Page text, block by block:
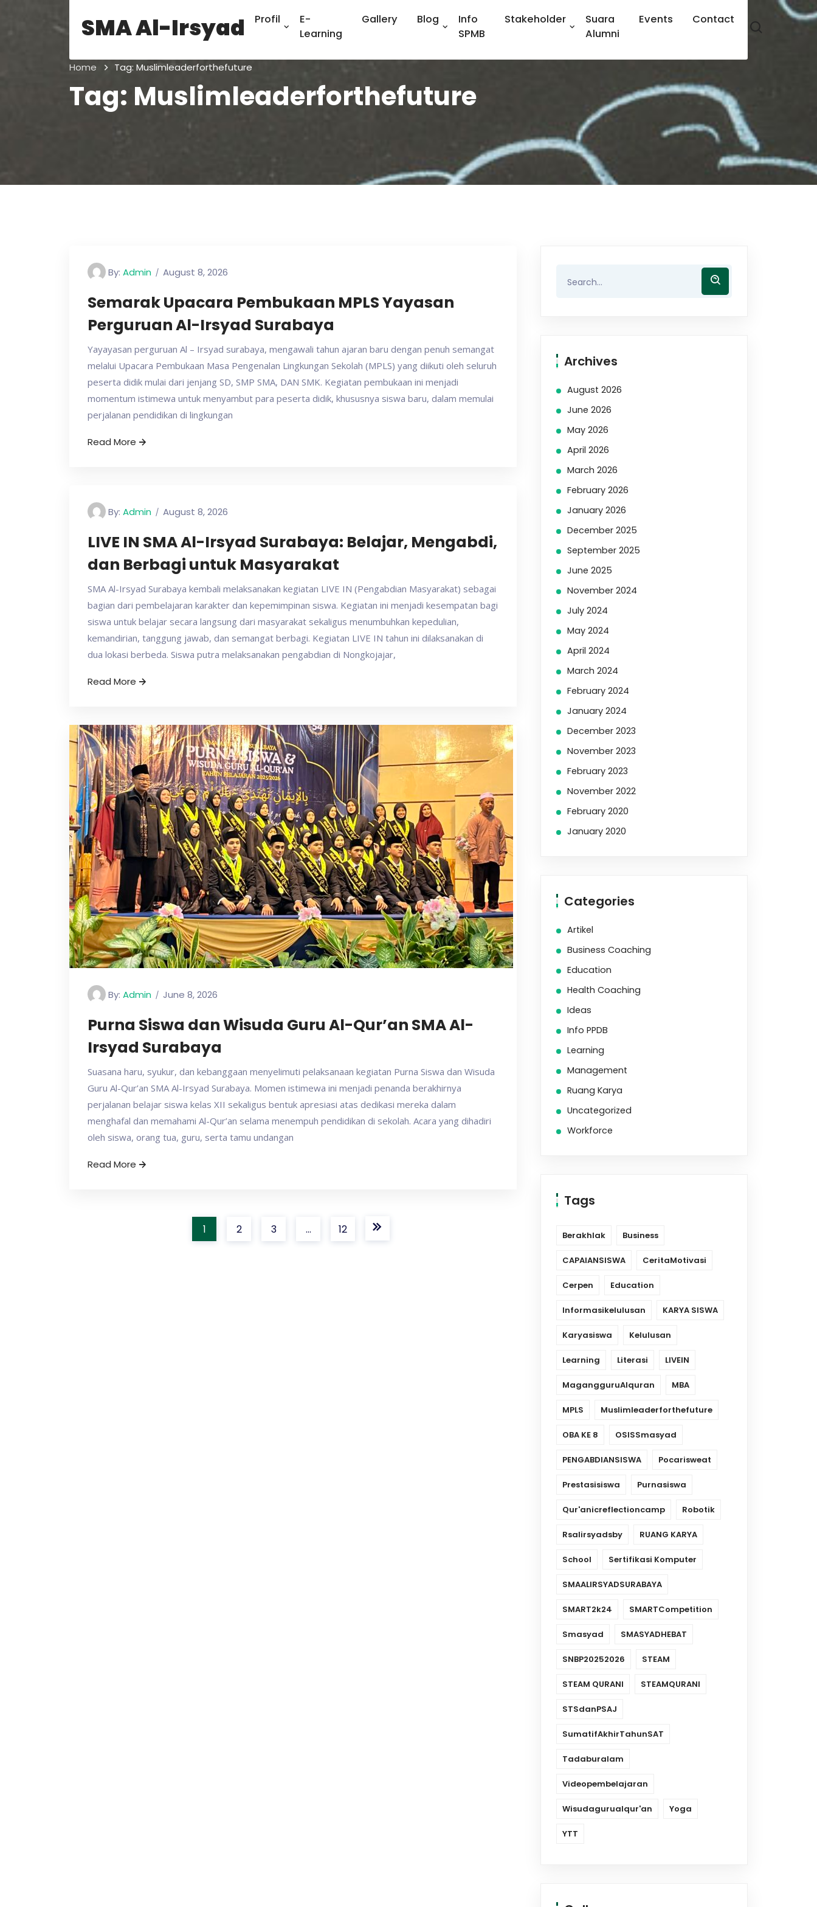
SMA Al-Irsyad Profil
E-
Learning
Gallery Blog
Info
SPMB
Stakeholder
Suara
Alumni
Events Contact
Home Tag: Muslimleaderforthefuture
Tag: Muslimleaderforthefuture
By: Admin August 8, 2026
Semarak Upacara Pembukaan MPLS Yayasan
Perguruan Al-Irsyad Surabaya
Yayayasan perguruan Al – Irsyad surabaya, mengawali tahun ajaran baru dengan penuh semangat
melalui Upacara Pembukaan Masa Pengenalan Lingkungan Sekolah (MPLS) yang diikuti oleh seluruh
peserta didik mulai dari jenjang SD, SMP SMA, DAN SMK. Kegiatan pembukaan ini menjadi
momentum istimewa untuk menyambut para peserta didik, khususnya siswa baru, dalam memulai
perjalanan pendidikan di lingkungan
Read More
By: Admin August 8, 2026
LIVE IN SMA Al-Irsyad Surabaya: Belajar, Mengabdi,
dan Berbagi untuk Masyarakat
SMA Al-Irsyad Surabaya kembali melaksanakan kegiatan LIVE IN (Pengabdian Masyarakat) sebagai
bagian dari pembelajaran karakter dan kepemimpinan siswa. Kegiatan ini menjadi kesempatan bagi
siswa untuk belajar secara langsung dari masyarakat sekaligus menumbuhkan kepedulian,
kemandirian, tanggung jawab, dan semangat berbagi. Kegiatan LIVE IN tahun ini dilaksanakan di
dua lokasi berbeda. Siswa putra melaksanakan pengabdian di Nongkojajar,
Read More
By: Admin June 8, 2026
Purna Siswa dan Wisuda Guru Al-Qur’an SMA Al-
Irsyad Surabaya
Suasana haru, syukur, dan kebanggaan menyelimuti pelaksanaan kegiatan Purna Siswa dan Wisuda
Guru Al-Qur’an SMA Al-Irsyad Surabaya. Momen istimewa ini menjadi penanda berakhirnya
perjalanan belajar siswa kelas XII sekaligus bentuk apresiasi atas dedikasi mereka dalam
menghafal dan memahami Al-Qur’an selama menempuh pendidikan di sekolah. Acara yang dihadiri
oleh siswa, orang tua, guru, serta tamu undangan
Read More
1 2 3 … 12
Archives
August 2026
June 2026
May 2026
April 2026
March 2026
February 2026
January 2026
December 2025
September 2025
June 2025
November 2024
July 2024
May 2024
April 2024
March 2024
February 2024
January 2024
December 2023
November 2023
February 2023
November 2022
February 2020
January 2020
Categories
Artikel
Business Coaching
Education
Health Coaching
Ideas
Info PPDB
Learning
Management
Ruang Karya
Uncategorized
Workforce
Tags
Berakhlak Business
CAPAIANSISWA CeritaMotivasi
Cerpen Education
Informasikelulusan KARYA SISWA
Karyasiswa Kelulusan
Learning Literasi LIVEIN
MagangguruAlquran MBA
MPLS Muslimleaderforthefuture
OBA KE 8 OSISSmasyad
PENGABDIANSISWA Pocarisweat
Prestasisiswa Purnasiswa
Qur'anicreflectioncamp Robotik
Rsalirsyadsby RUANG KARYA
School Sertifikasi Komputer
SMAALIRSYADSURABAYA
SMART2k24 SMARTCompetition
Smasyad SMASYADHEBAT
SNBP20252026 STEAM
STEAM QURANI STEAMQURANI
STSdanPSAJ
SumatifAkhirTahunSAT
Tadaburalam
Videopembelajaran
Wisudagurualqur'an Yoga
YTT